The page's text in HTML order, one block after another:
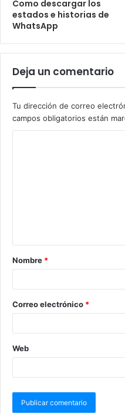
Como descargar los
estados e historias de
WhatsApp
Deja un comentario
Tu dirección de correo
campos obligatorios están
Nombre *
Correo electrónico *
Web